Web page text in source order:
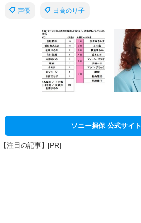
声優 日高のり子
ソニー損保 公式サイト
【注目の記事】[PR]